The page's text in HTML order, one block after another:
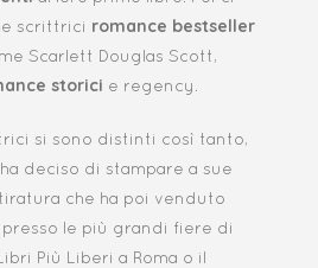
scrittrici romance bestseller
Scarlett Douglas Scott,
storici e regency.
si sono distinti così tanto,
deciso di stampare a sue
che ha poi venduto
le più grandi fiere di
Più Liberi a Roma o il